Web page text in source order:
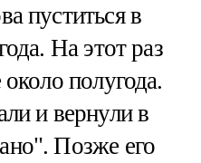
пуститься в
На этот раз
полугода.
и вернули в
Позже его